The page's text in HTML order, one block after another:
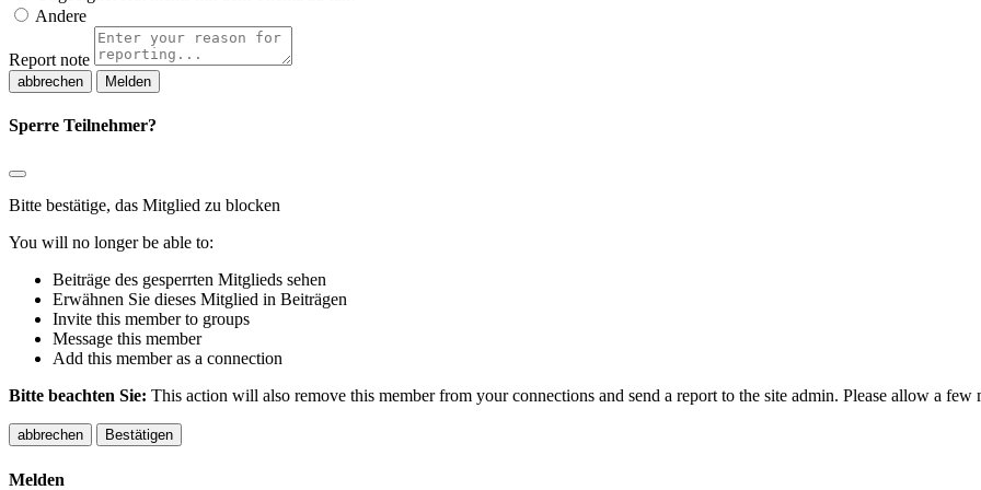
Andere
Report note
Melden
Sperre Teilnehmer?
Bitte bestätige, das Mitglied zu blocken
You will no longer be able to:
Beiträge des gesperrten Mitglieds sehen
Erwähnen Sie dieses Mitglied in Beiträgen
Invite this member to groups
Message this member
Add this member as a connection
Bitte beachten Sie: This action will also remove this member from your connections and send a report to the site admin. Please allow a few
Bestätigen
Melden